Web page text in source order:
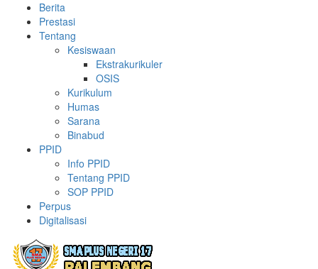
Berita
Prestasi
Tentang
Kesiswaan
Ekstrakurikuler
OSIS
Kurikulum
Humas
Sarana
Binabud
PPID
Info PPID
Tentang PPID
SOP PPID
Perpus
Digitalisasi